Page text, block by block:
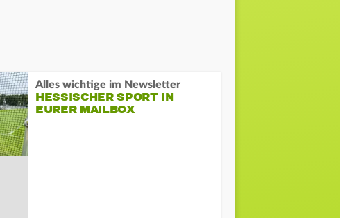
Alles wichtige im Newsletter
HESSISCHER SPORT IN
EURER MAILBOX